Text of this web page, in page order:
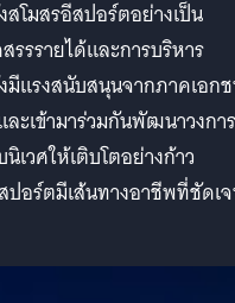
โมสรอีสปอร์ตอย่างเป็น
รรายได้และการบริหาร
แรงสนับสนุนจากภาคเอก
ะเข้ามาร่วมกันพัฒนาวงการ
วศให้เติบโตอย่างก้าว
อร์ตมีเส้นทางอาชีพที่ชัดเ